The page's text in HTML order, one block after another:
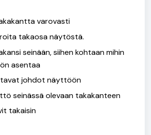
varovasti
takaosa näytöstä.
seinään, siihen kohtaan mihin
asentaa
johdot näyttöön
seinässä olevaan takakanteen
takaisin